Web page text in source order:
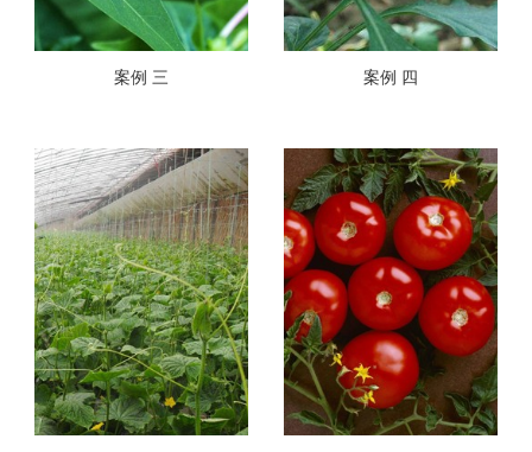
案例 三 案例 四